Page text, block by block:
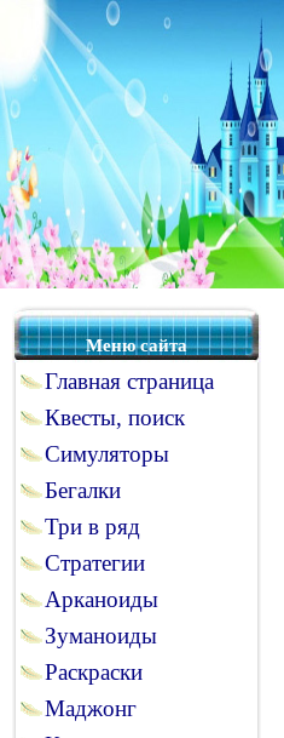
Меню сайта
Главная страница
Квесты, поиск
Симуляторы
Бегалки
Три в ряд
Стратегии
Арканоиды
Зуманоиды
Раскраски
Маджонг